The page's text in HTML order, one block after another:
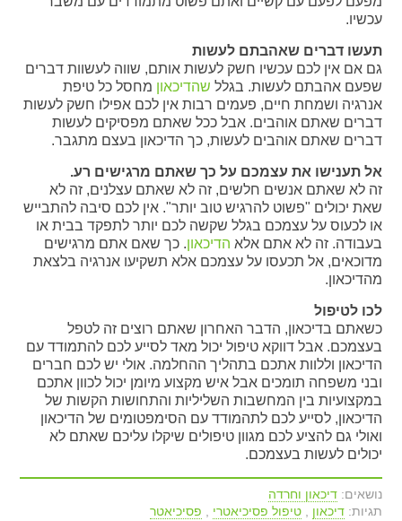
עכשיו.
תעשו דברים שאהבתם לעשות
גם אם אין לכם עכשיו חשק לעשות אותם, שווה לעשוות דברים
שפעם אהבתם לעשות. בגלל שהדיכאון מחסל כל טיפת
אנרגיה ושמחת חיים, פעמים רבות אין לכם אפילו חשק לעשות
דברים שאתם אוהבים. אבל ככל שאתם מפסיקים לעשות
דברים שאתם אוהבים לעשות, כך הדיכאון בעצם מתגבר.
אל תענישו את עצמכם על כך שאתם מרגישים רע.
זה לא שאתם אנשים חלשים, זה לא שאתם עצלנים, זה לא
שאת יכולים "פשוט להרגיש טוב יותר". אין לכם סיבה להתבייש
או לכעוס על עצמכם בגלל שקשה לכם יותר לתפקד בבית או
בעבודה. זה לא אתם אלא הדיכאון. כך שאם אתם מרגישים
מדוכאים, אל תכעסו על עצמכם אלא תשקיעו אנרגיה בלצאת
מהדיכאון.
לכו לטיפול
כשאתם בדיכאון, הדבר האחרון שאתם רוצים זה לטפל
בעצמכם. אבל דווקא טיפול יכול מאד לסייע לכם להתמודד עם
הדיכאון וללוות אתכם בתהליך ההחלמה. אולי יש לכם חברים
ובני משפחה תומכים אבל איש מקצוע מיומן יכול לכוון אתכם
במקצועיות בין המחשבות השליליות והתחושות הקשות של
הדיכאון, לסייע לכם לתהמודד עם הסימפטומים של הדיכאון
ואולי גם להציע לכם מגוון טיפולים שיקלו עליכם שאתם לא
יכולים לעשות בעצמכם.
נושאים:דיכאון וחרדה
תגיות:דיכאון ,טיפול פסיכיאטרי פסיכיאטר